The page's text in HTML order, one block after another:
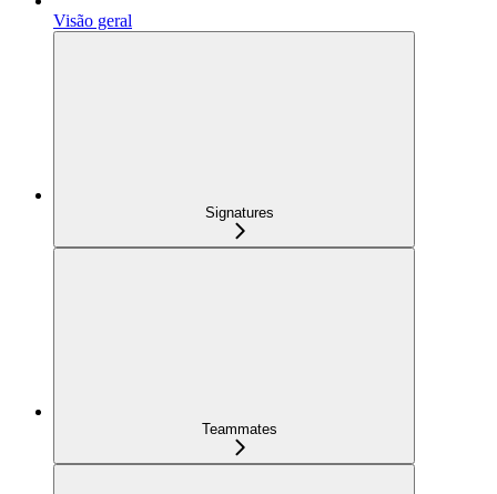
Visão geral
Signatures
Teammates